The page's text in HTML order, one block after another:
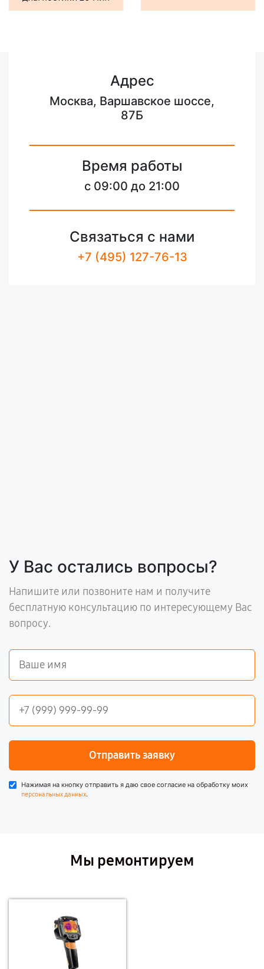
Адрес
Москва, Варшавское шоссе,
87Б
Время работы
c 09:00 до 21:00
Связаться с нами
+7 (495) 127-76-13
У Вас остались вопросы?
Напишите или позвоните нам и получите
бесплатную консультацию по интересующему Вас
вопросу.
Отправить заявку
Нажимая на кнопку отправить я даю свое согласие на обработку моих
персональных данных.
Мы ремонтируем